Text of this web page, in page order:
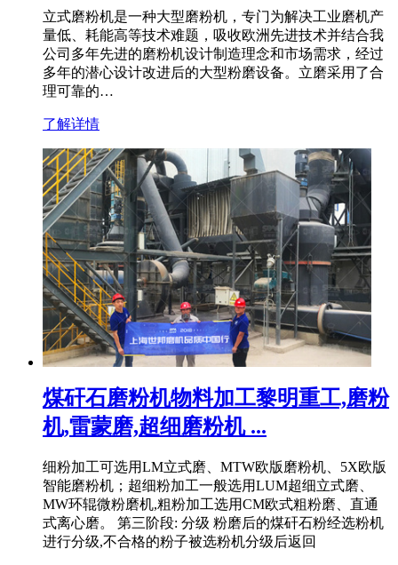
立式磨粉机是一种大型磨粉机，专门为解决工业磨机产
量低、耗能高等技术难题，吸收欧洲先进技术并结合我
公司多年先进的磨粉机设计制造理念和市场需求，经过
多年的潜心设计改进后的大型粉磨设备。立磨采用了合
理可靠的…
了解详情
煤矸石磨粉机物料加工黎明重工,磨粉
机,雷蒙磨,超细磨粉机 ...
细粉加工可选用LM立式磨、MTW欧版磨粉机、5X欧版
智能磨粉机；超细粉加工一般选用LUM超细立式磨、
MW环辊微粉磨机,粗粉加工选用CM欧式粗粉磨、直通
式离心磨。 第三阶段: 分级 粉磨后的煤矸石粉经选粉机
进行分级,不合格的粉子被选粉机分级后返回